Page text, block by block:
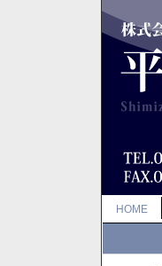
HOME